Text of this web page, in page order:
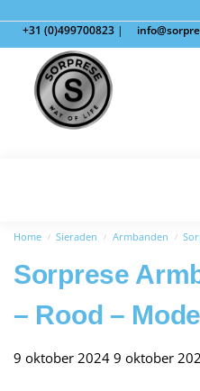
+31 (0)499700823 |
Home / Sieraden / Armbanden /
Sorprese
– Rood –
9 oktober 2024 9 oktober